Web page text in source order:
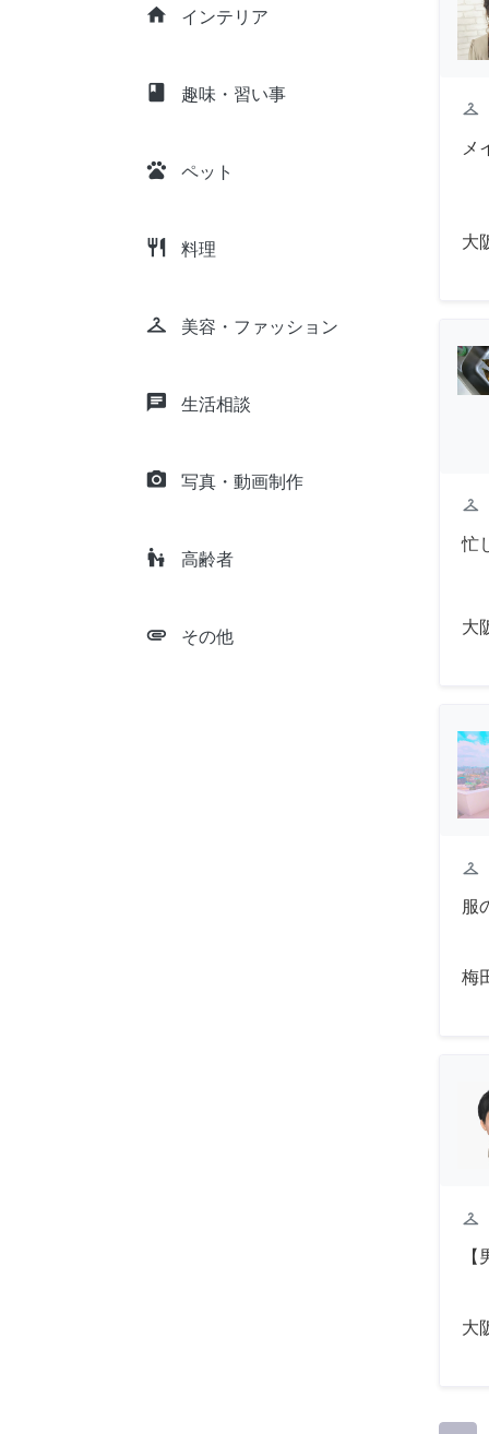
home インテリア
class 趣味・習い事
pets ペット
restaurant 料理
checkroom 美容・ファッション
chat 生活相談
camera_alt 写真・動画制作
escalator_warning 高齢者
attachment その他
checkroom
メ
大
checkroom
忙
大
checkroom
服
梅
checkroom
大